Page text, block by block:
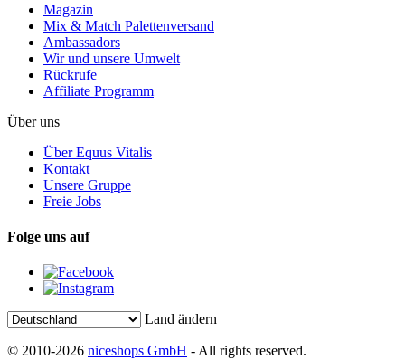
Magazin
Mix & Match Palettenversand
Ambassadors
Wir und unsere Umwelt
Rückrufe
Affiliate Programm
Über uns
Über Equus Vitalis
Kontakt
Unsere Gruppe
Freie Jobs
Folge uns auf
Land ändern
© 2010-2026 niceshops GmbH - All rights reserved.